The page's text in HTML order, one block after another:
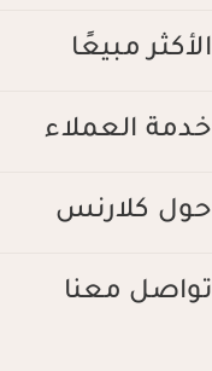
الأكثر مبيعًا
خدمة العملاء
حول كلارنس
تواصل معنا